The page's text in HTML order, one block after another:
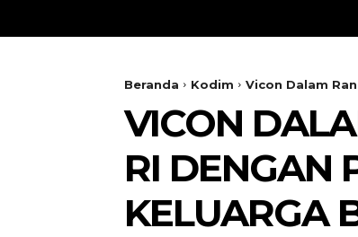
Beranda Kodim Vicon Dalam
VICON
RI DENGAN
KELUARGA